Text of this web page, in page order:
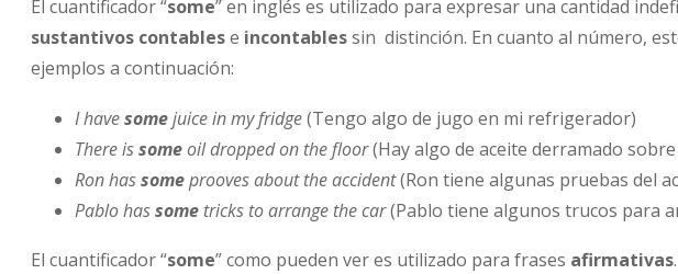
El cuantificador “some” en inglés es utilizado para expresar una cantidad
sustantivos contablese incontablessin distinción. En cuanto al número,
ejemplos a continuación:
I havesomejuice in my fridge(Tengo algo de jugo en mi refrigerador)
There issomeoil dropped on the floor(Hay algo de aceite derramado
Ron hassomeprooves about the accident(Ron tiene algunas pruebas del
Pablo hassome tricks to arrange the car(Pablo tiene algunos trucos para
El cuantificador “some” como pueden ver es utilizado para frases afirmativas